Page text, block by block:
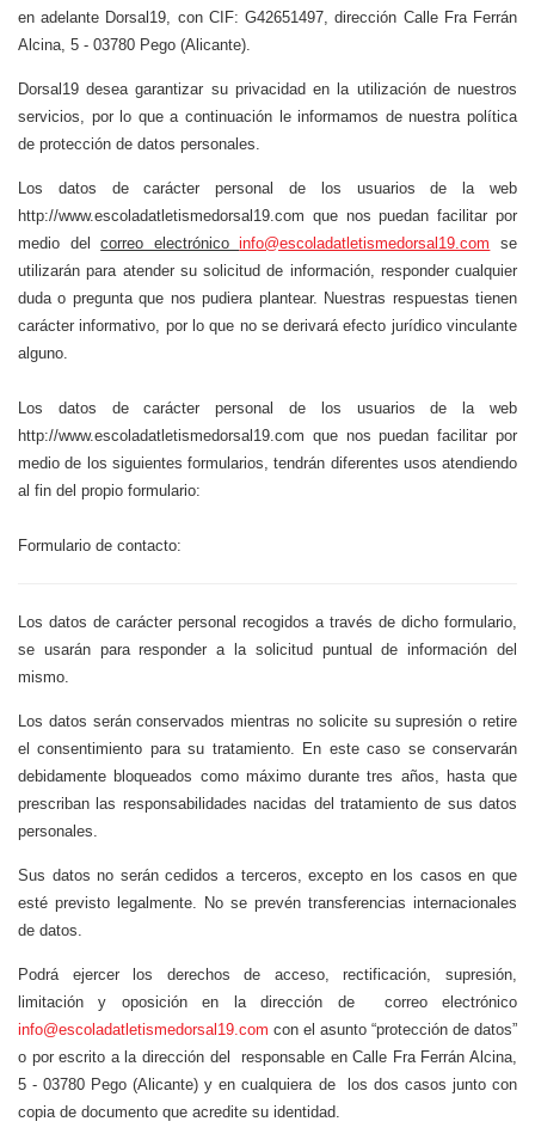
en adelante Dorsal19, con CIF: G42651497, dirección Calle Fra Ferrán
Alcina, 5 - 03780 Pego (Alicante).
Dorsal19 desea garantizar su privacidad en la utilización de nuestros
servicios, por lo que a continuación le informamos de nuestra política
de protección de datos personales.
Los datos de carácter personal de los usuarios de la web
http://www.escoladatletismedorsal19.com que nos puedan facilitar por
medio delcorreo electrónicoinfo@escoladatletismedorsal19.com se
utilizarán para atender su solicitud de información, responder cualquier
duda o pregunta que nos pudiera plantear. Nuestras respuestas tienen
carácter informativo, por lo que no se derivará efecto jurídico vinculante
alguno.
Los datos de carácter personal de los usuarios de la web
http://www.escoladatletismedorsal19.com que nos puedan facilitar por
medio de los siguientes formularios, tendrán diferentes usos atendiendo
al fin del propio formulario:
Formulario de contacto:
Los datos de carácter personal recogidos a través de dicho formulario,
se usarán para responder a la solicitud puntual de información del
mismo.
Los datos serán conservados mientras no solicite su supresión o retire
el consentimiento para su tratamiento. En este caso se conservarán
debidamente bloqueados como máximo durante tres años, hasta que
prescriban las responsabilidades nacidas del tratamiento de sus datos
personales.
Sus datos no serán cedidos a terceros, excepto en los casos en que
esté previsto legalmente. No se prevén transferencias internacionales
de datos.
Podrá ejercer los derechos de acceso, rectificación, supresión,
limitación y oposición en la dirección de correo electrónico
info@escoladatletismedorsal19.com con el asunto “protección de datos”
o por escrito a la dirección del responsable en Calle Fra Ferrán Alcina,
5 - 03780 Pego (Alicante) y en cualquiera de los dos casos junto con
copia de documento que acredite su identidad.